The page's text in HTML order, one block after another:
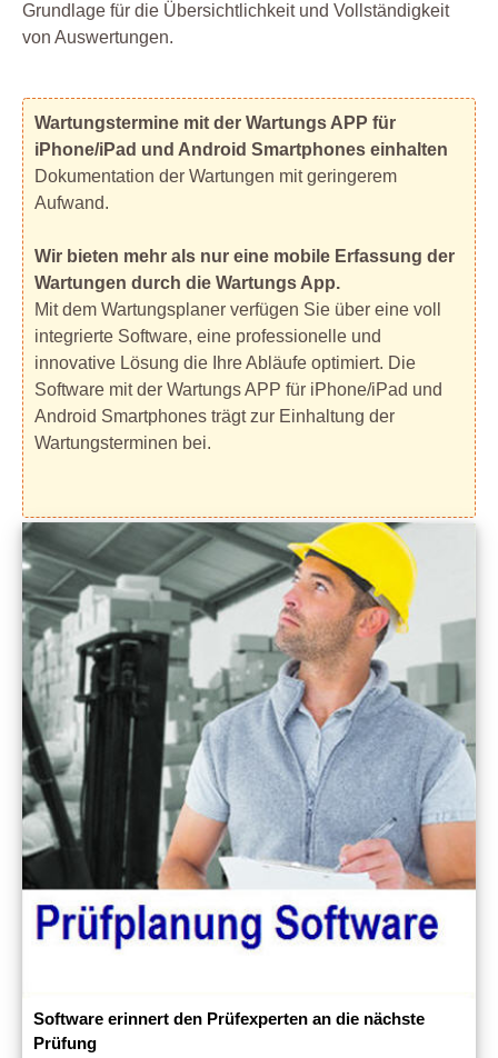
Grundlage für die Übersichtlichkeit und Vollständigkeit
von Auswertungen.
Wartungstermine mit der Wartungs APP für
iPhone/iPad und Android Smartphones einhalten
Dokumentation der Wartungen mit geringerem
Aufwand.
Wir bieten mehr als nur eine mobile Erfassung der
Wartungen durch die Wartungs App.
Mit dem Wartungsplaner verfügen Sie über eine voll
integrierte Software, eine professionelle und
innovative Lösung die Ihre Abläufe optimiert. Die
Software mit der Wartungs APP für iPhone/iPad und
Android Smartphones trägt zur Einhaltung der
Wartungsterminen bei.
Software erinnert den Prüfexperten an die nächste
Prüfung